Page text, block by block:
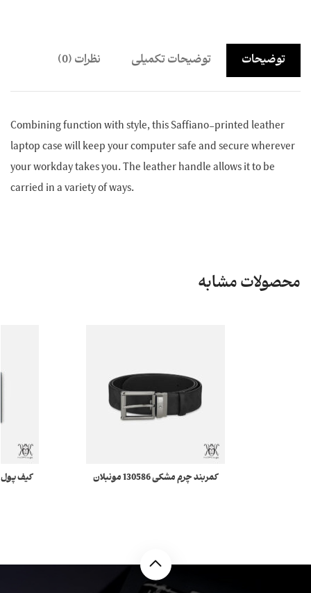
توضیحات توضیحات تکمیلی نظرات (0)
Combining function with style, this Saffiano-printed leather
laptop case will keep your computer safe and secure wherever
your workday takes you. The leather handle allows it to be
carried in a variety of ways.
محصولات مشابه
کمربند چرم مشکی 130586 مونبلان